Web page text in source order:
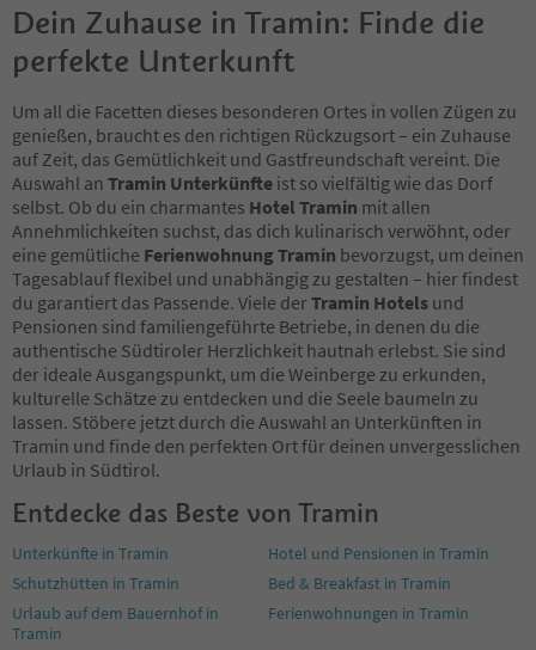
Dein Zuhause in Tramin: Finde die
perfekte Unterkunft
Um all die Facetten dieses besonderen Ortes in vollen Zügen zu
genießen, braucht es den richtigen Rückzugsort – ein Zuhause
auf Zeit, das Gemütlichkeit und Gastfreundschaft vereint. Die
Auswahl an Tramin Unterkünfte ist so vielfältig wie das Dorf
selbst. Ob du ein charmantes Hotel Tramin mit allen
Annehmlichkeiten suchst, das dich kulinarisch verwöhnt, oder
eine gemütliche Ferienwohnung Tramin bevorzugst, um deinen
Tagesablauf flexibel und unabhängig zu gestalten – hier findest
du garantiert das Passende. Viele derTramin Hotels und
Pensionen sind familiengeführte Betriebe, in denen du die
authentische Südtiroler Herzlichkeit hautnah erlebst. Sie sind
der ideale Ausgangspunkt, um die Weinberge zu erkunden,
kulturelle Schätze zu entdecken und die Seele baumeln zu
lassen. Stöbere jetzt durch die Auswahl an Unterkünften in
Tramin und finde den perfekten Ort für deinen unvergesslichen
Urlaub in Südtirol.
Entdecke das Beste von Tramin
Unterkünfte in Tramin
Hotel und Pensionen in Tramin
Schutzhütten in Tramin
Bed & Breakfast in Tramin
Urlaub auf dem Bauernhof in
Tramin
Ferienwohnungen in Tramin